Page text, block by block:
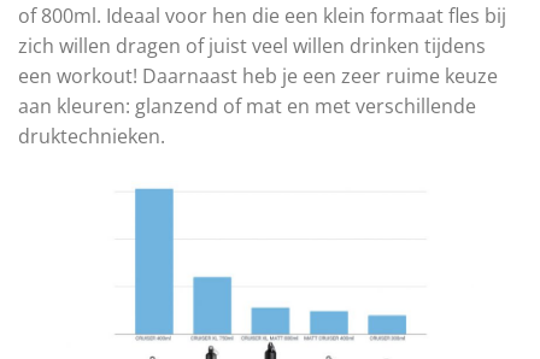
of 800ml. Ideaal voor hen die een klein formaat fles bij
zich willen dragen of juist veel willen drinken tijdens
een workout! Daarnaast heb je een zeer ruime keuze
aan kleuren: glanzend of mat en met verschillende
druktechnieken.